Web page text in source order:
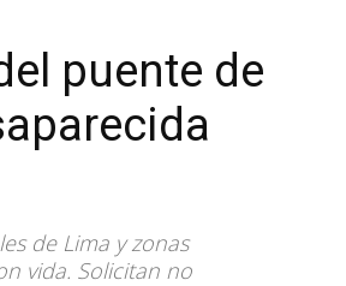
puente de
de Lima y zonas
vida. Solicitan no